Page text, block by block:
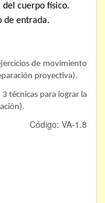
del cuerpo físico.
de entrada.
de movimiento
proyectiva).
técnicas para lograr la
Código: VA-1.8